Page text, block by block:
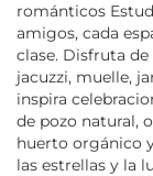
románticos
amigos, cada
clase. Disfruta
jacuzzi, muelle,
inspira
de pozo natural,
huerto orgánico
las estrellas y la